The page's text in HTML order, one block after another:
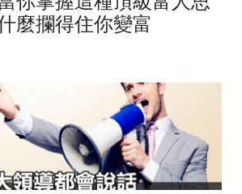
麼攔得住你變富